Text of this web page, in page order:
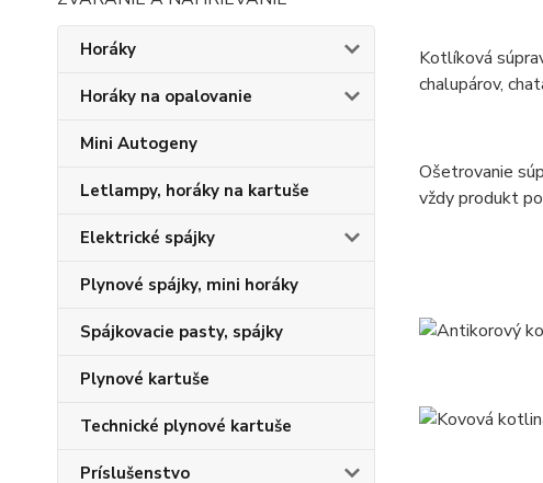
Horáky
Horáky na opalovanie
Mini Autogeny
Letlampy, horáky na kartuše
Elektrické spájky
Plynové spájky, mini horáky
Spájkovacie pasty, spájky
Plynové kartuše
Technické plynové kartuše
Príslušenstvo
Kotlíková
chalupárov,
Ošetrovanie
vždy produkt